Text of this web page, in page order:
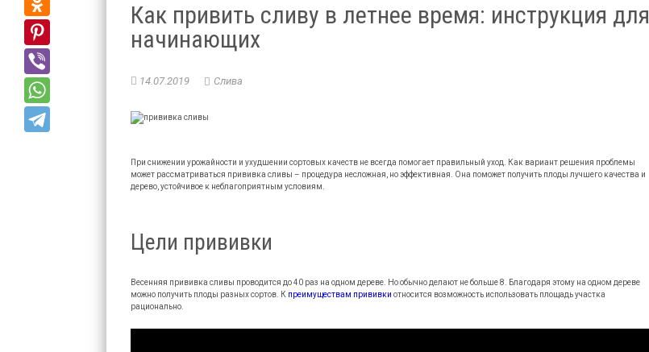
Как привить сливу в летнее время: инструкция для
начинающих
14.07.2019 Слива
При снижении урожайности и ухудшении сортовых качеств не всегда помогает правильный уход. Как вариант решения проблемы
может рассматриваться прививка сливы – процедура несложная, но эффективная. Она поможет получить плоды лучшего качества и
дерево, устойчивое к неблагоприятным условиям.
Цели прививки
Весенняя прививка сливы проводится до 40 раз на одном дереве. Но обычно делают не больше 8. Благодаря этому на одном дереве
можно получить плоды разных сортов. К преимуществам прививки относится возможность использовать площадь участка
рационально.